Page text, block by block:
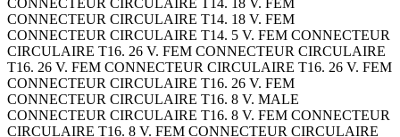
CONNECTEUR CIRCULAIRE T14. 18 V. FEM
CONNECTEUR CIRCULAIRE T14. 18 V. FEM
CONNECTEUR CIRCULAIRE T14. 5 V. FEM CONNECTEUR
CIRCULAIRE T16. 26 V. FEM CONNECTEUR CIRCULAIRE
T16. 26 V. FEM CONNECTEUR CIRCULAIRE T16. 26 V. FEM
CONNECTEUR CIRCULAIRE T16. 26 V. FEM
CONNECTEUR CIRCULAIRE T16. 8 V. MALE
CONNECTEUR CIRCULAIRE T16. 8 V. FEM CONNECTEUR
CIRCULAIRE T16. 8 V. FEM CONNECTEUR CIRCULAIRE